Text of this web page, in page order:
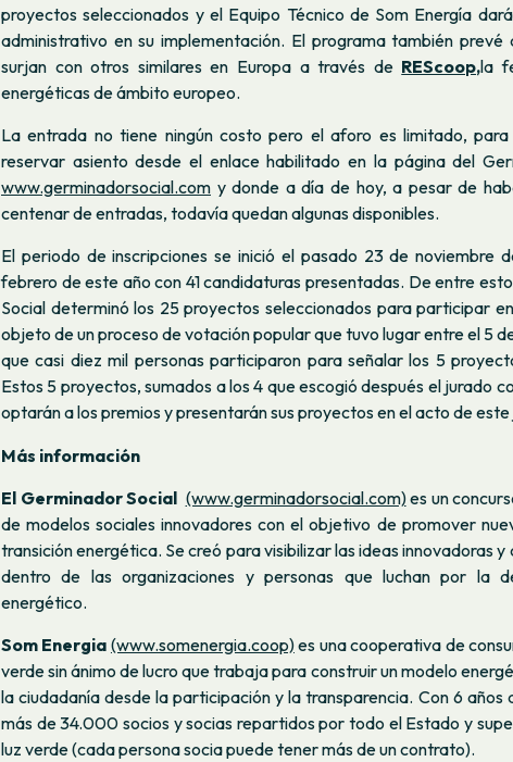
proyectos seleccionados y el Equipo Técnico de Som Energía
administrativo en su implementación. El programa también
surjan con otros similares en Europa a través de REScoop,la
energéticas de ámbito europeo.
La entrada no tiene ningún costo pero el aforo es limitado,
reservar asiento desde el enlace habilitado en la página del
www.germinadorsocial.com y donde a día de hoy, a pesar de
centenar de entradas, todavía quedan algunas disponibles.
El periodo de inscripciones se inició el pasado 23 de noviembre
febrero de este año con 41 candidaturas presentadas. De entre
Social determinó los 25 proyectos seleccionados para participar
objeto de un proceso de votación popular que tuvo lugar entre el 5
que casi diez mil personas participaron para señalar los 5
Estos 5 proyectos, sumados a los 4 que escogió después el jurado
optarán a los premios y presentarán sus proyectos en el acto de
Más información
El Germinador Social (www.germinadorsocial.com)es un
de modelos sociales innovadores con el objetivo de promover
transición energética. Se creó para visibilizar las ideas innovadoras
dentro de las organizaciones y personas que luchan por la
energético.
Som Energia (www.somenergia.coop)es una cooperativa de
verde sin ánimo de lucro que trabaja para construir un modelo
la ciudadanía desde la participación y la transparencia. Con 6
más de 34.000 socios y socias repartidos por todo el Estado y
luz verde (cada persona socia puede tener más de un contrato).